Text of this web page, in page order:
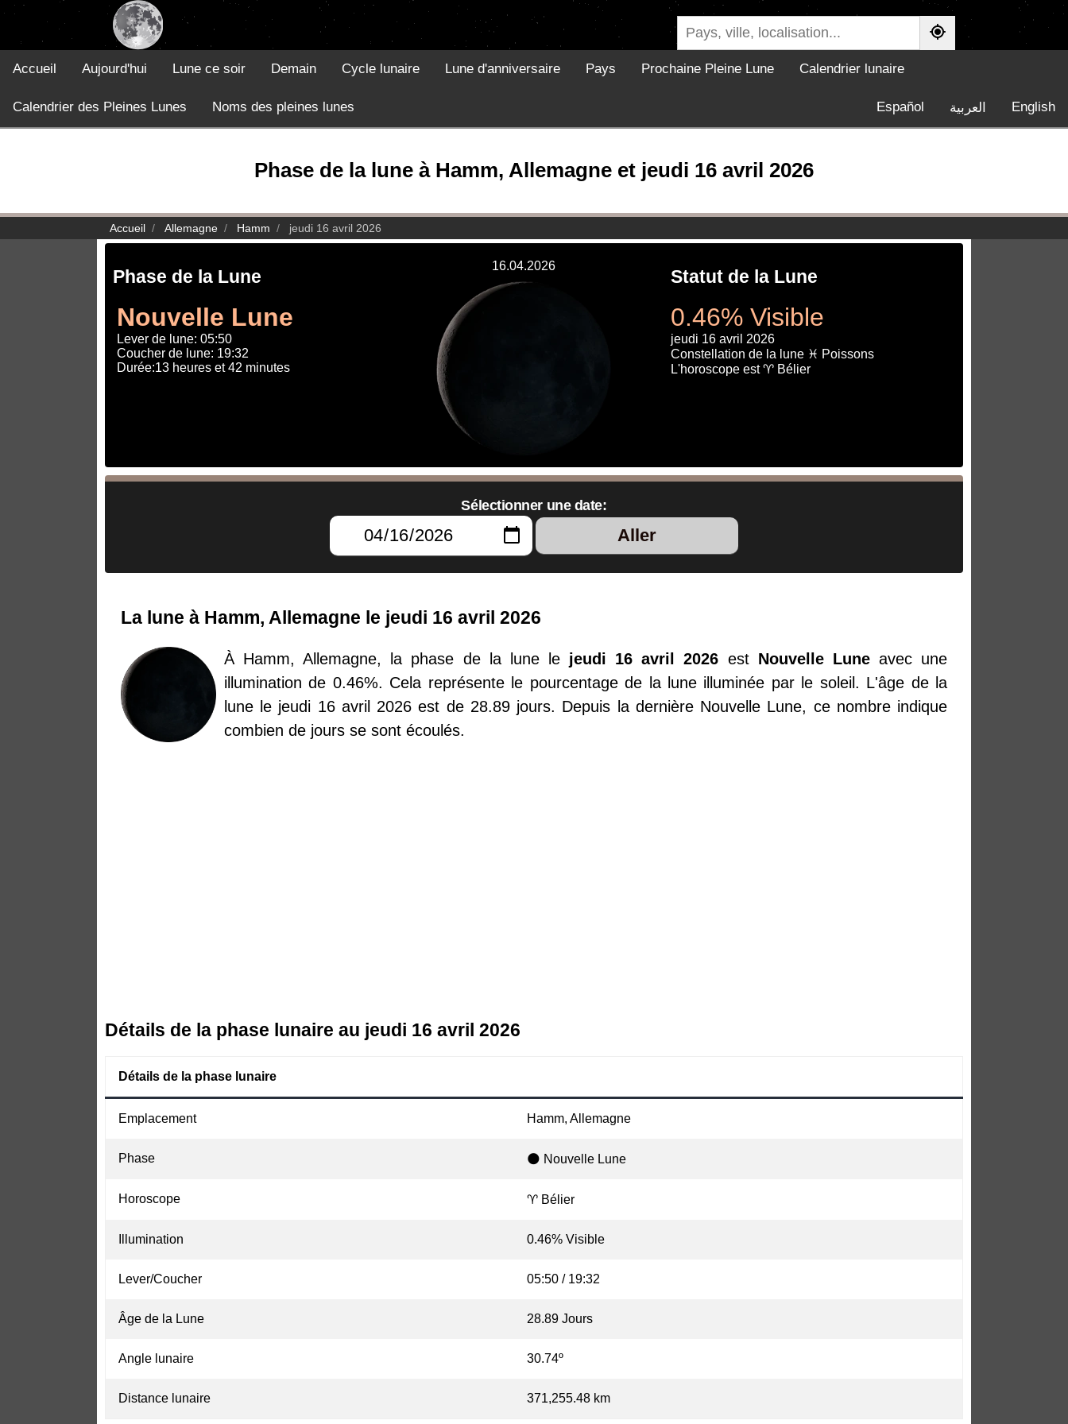
Accueil Aujourd'hui Lune ce soir Demain Cycle lunaire Lune d'anniversaire Pays Prochaine Pleine Lune Calendrier lunaire
Calendrier des Pleines Lunes Noms des pleines lunes English العربية Español
Phase de la lune à Hamm, Allemagne et jeudi 16 avril 2026
Accueil Allemagne Hamm jeudi 16 avril 2026
Phase de la Lune
Nouvelle Lune
Lever de lune: 05:50
Coucher de lune: 19:32
Durée:13 heures et 42 minutes
16.04.2026
Statut de la Lune
0.46% Visible
jeudi 16 avril 2026
Constellation de la lune ♓ Poissons
L'horoscope est ♈ Bélier
Sélectionner une date:
Aller
La lune à Hamm, Allemagne le jeudi 16 avril 2026
À Hamm, Allemagne, la phase de la lune le jeudi 16 avril 2026 est Nouvelle Luneavec une
illumination de 0.46%. Cela représente le pourcentage de la lune illuminée par le soleil. L'âge de la
lune le jeudi 16 avril 2026 est de 28.89 jours. Depuis la dernière Nouvelle Lune, ce nombre indique
combien de jours se sont écoulés.
Détails de la phase lunaire au jeudi 16 avril 2026
Détails de la phase lunaire
Emplacement Hamm, Allemagne
Phase 🌑 Nouvelle Lune
Horoscope ♈ Bélier
Illumination 0.46% Visible
Lever/Coucher 05:50 / 19:32
Âge de la Lune 28.89 Jours
Angle lunaire 30.74º
Distance lunaire 371,255.48 km